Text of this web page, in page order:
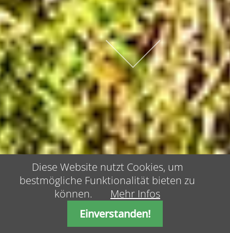
Diese Website nutzt Cookies, um
bestmögliche Funktionalität bieten zu
können.
Mehr Infos
Einverstanden!